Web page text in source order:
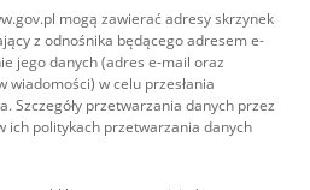
mogą zawierać adresy skrzynek
z odnośnika będącego adresem e-
jego danych (adres e-mail oraz
wiadomości) w celu przesłania
Szczegóły przetwarzania danych przez
ich politykach przetwarzania danych